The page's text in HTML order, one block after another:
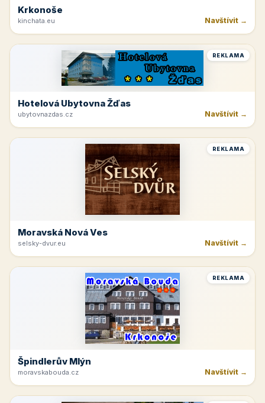
Krkonoše
kinchata.eu Navštívit →
REKLAMA
Hotelová Ubytovna Žďas
ubytovnazdas.cz Navštívit →
REKLAMA
Moravská Nová Ves
selsky-dvur.eu Navštívit →
REKLAMA
Špindlerův Mlýn
moravskabouda.cz Navštívit →